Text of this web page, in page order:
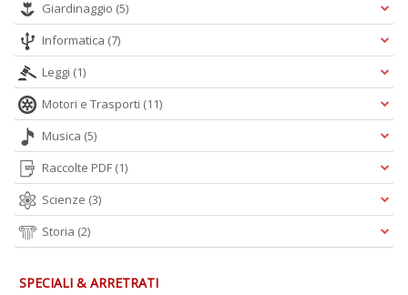
Giardinaggio (5)
Informatica (7)
Leggi (1)
Motori e Trasporti (11)
Musica (5)
Raccolte PDF (1)
Scienze (3)
Storia (2)
SPECIALI & ARRETRATI